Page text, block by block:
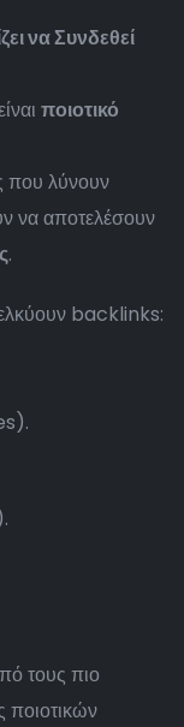
να Συνδεθεί
ποιοτικό
που λύνουν
να αποτελέσουν
.
backlinks:
τους πιο
ποιοτικών